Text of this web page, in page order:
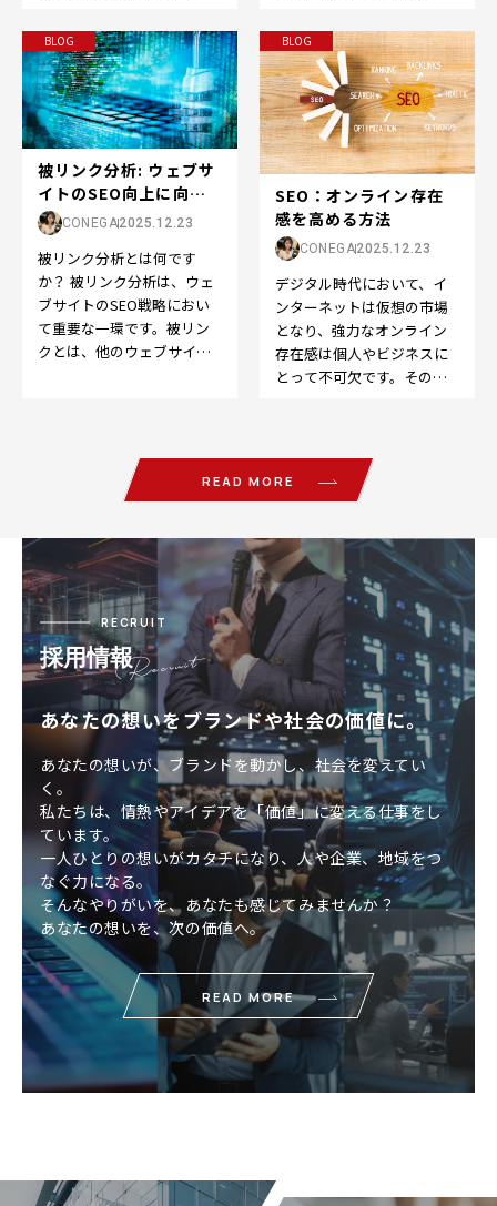
の選定は成功の鍵です。…
ブサイトへのリンクのこ
と…
BLOG
被リンク分析: ウェブサ
イトのSEO向上に向け
た重要なステッ...
CONEGA2025.12.23
被リンク分析とは何です
か？ 被リンク分析は、ウェ
ブサイトのSEO戦略におい
て重要な一環です。被リン
クとは、他のウェブサイト
BLOG
SEO：オンライン存在
感を高める方法
CONEGA2025.12.23
デジタル時代において、イ
ンターネットは仮想の市場
となり、強力なオンライン
存在感は個人やビジネスに
とって不可欠です。そのた
READ MORE
RECRUIT
採用情報
あなたの想いをブランドや社会の価値に。
あなたの想いが、ブランドを動かし、社会を変えてい
く。
私たちは、情熱やアイデアを「価値」に変える仕事をし
ています。
一人ひとりの想いがカタチになり、人や企業、地域をつ
なぐ力になる。
そんなやりがいを、あなたも感じてみませんか？
あなたの想いを、次の価値へ。
READ MORE